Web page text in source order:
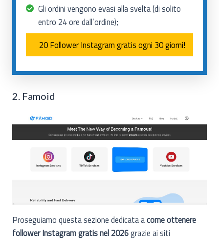
Gli ordini vengono evasi alla svelta (di solito
entro 24 ore dall’ordine);
20 Follower Instagram gratis ogni 30 giorni!
2. Famoid
Proseguiamo questa sezione dedicata acome ottenere
follower Instagram gratis nel 2026grazie ai siti